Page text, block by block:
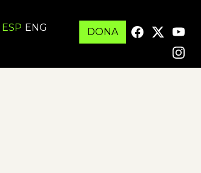
ESP ENG DONA